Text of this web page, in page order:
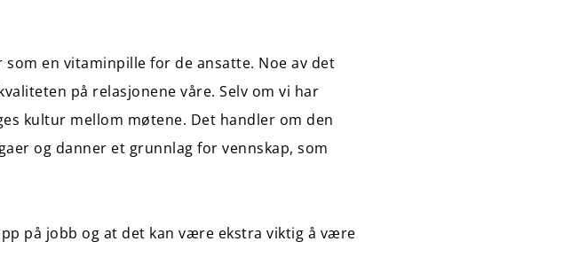
en vitaminpille for de ansatte. Noe av det
på relasjonene våre. Selv om vi har
kultur mellom møtene. Det handler om den
og danner et grunnlag for vennskap, som
på jobb og at det kan være ekstra viktig å være